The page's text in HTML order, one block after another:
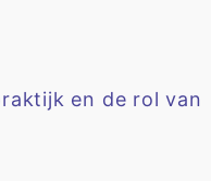
en de rol van